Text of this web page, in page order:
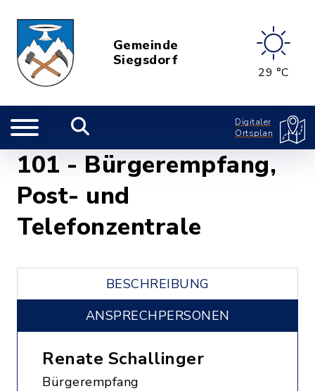
Gemeinde
Siegsdorf
29 °C
Digitaler
Ortsplan
101 - Bürgerempfang,
Post- und
Telefonzentrale
BESCHREIBUNG
ANSPRECHPERSONEN
Renate Schallinger
Bürgerempfang